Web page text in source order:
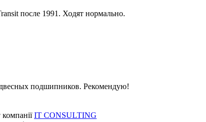
после 1991. Ходят нормально.
подшипников. Рекомендую!
IT CONSULTING